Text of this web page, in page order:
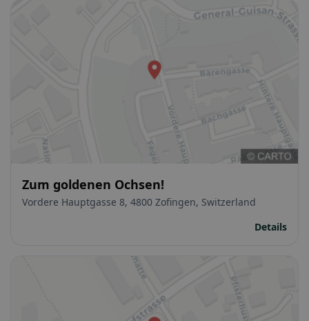
Zum goldenen Ochsen!
Vordere Hauptgasse 8, 4800 Zofingen, Switzerland
Details